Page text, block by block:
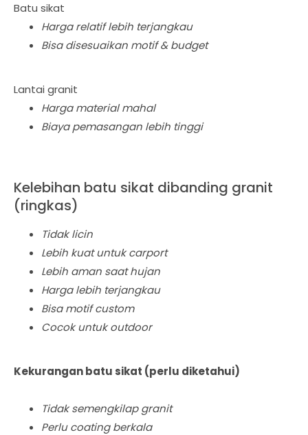
Batu sikat
Harga relatif lebih terjangkau
Bisa disesuaikan motif & budget
Lantai granit
Harga material mahal
Biaya pemasangan lebih tinggi
Kelebihan batu sikat dibanding granit
(ringkas)
Tidak licin
Lebih kuat untuk carport
Lebih aman saat hujan
Harga lebih terjangkau
Bisa motif custom
Cocok untuk outdoor
Kekurangan batu sikat (perlu diketahui)
Tidak semengkilap granit
Perlu coating berkala